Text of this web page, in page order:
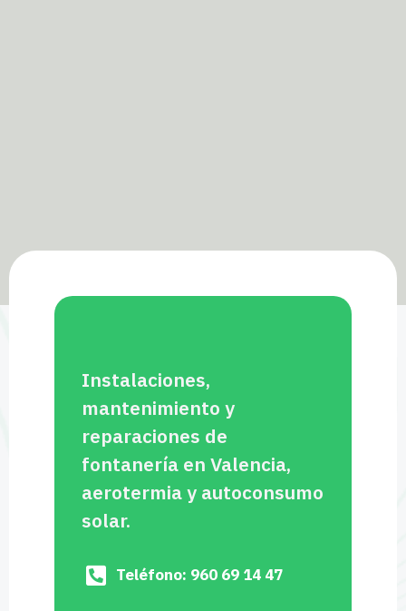
Instalaciones,
mantenimiento y
reparaciones de
fontanería en Valencia,
aerotermia y autoconsumo
solar.
Teléfono: 960 69 14 47